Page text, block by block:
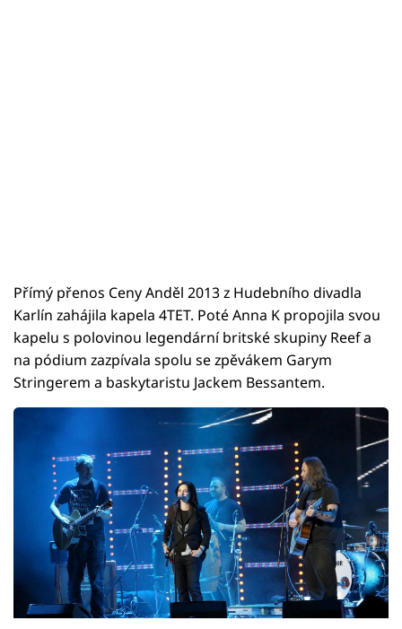
Přímý přenos Ceny Anděl 2013 z Hudebního divadla
Karlín zahájila kapela 4TET. Poté Anna K propojila svou
kapelu s polovinou legendární britské skupiny Reef a
na pódium zazpívala spolu se zpěvákem Garym
Stringerem a baskytaristu Jackem Bessantem.